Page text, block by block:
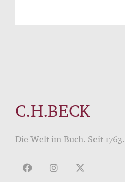
C.H.BECK
Die Welt im Buch. Seit 1763.